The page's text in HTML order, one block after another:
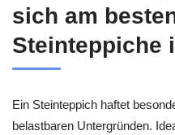
sich am
Steinteppiche
Ein Steinteppich haftet
belastbaren Untergründen.